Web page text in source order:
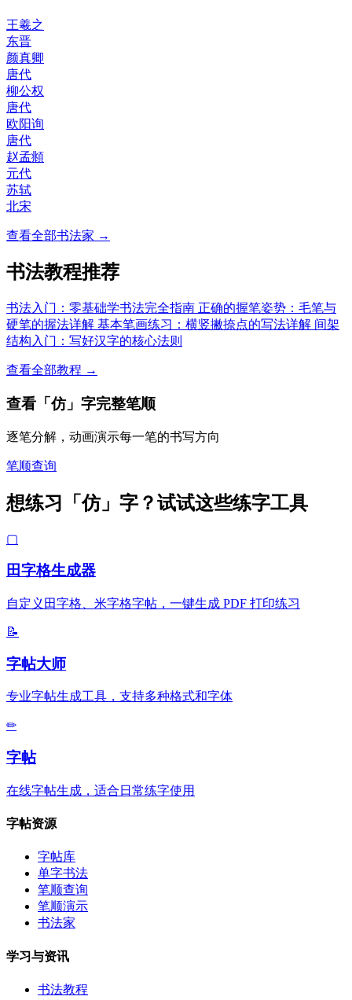
王羲之
东晋
颜真卿
唐代
柳公权
唐代
欧阳询
唐代
赵孟頫
元代
苏轼
北宋
查看全部书法家 →
书法教程推荐
书法入门：零基础学书法完全指南 正确的握笔姿势：毛笔与
硬笔的握法详解 基本笔画练习：横竖撇捺点的写法详解 间架
结构入门：写好汉字的核心法则
查看全部教程 →
查看「仿」字完整笔顺
逐笔分解，动画演示每一笔的书写方向
笔顺查询
想练习「仿」字？试试这些练字工具
▢
田字格生成器
自定义田字格、米字格字帖，一键生成 PDF 打印练习
📝
字帖大师
专业字帖生成工具，支持多种格式和字体
✏
字帖
在线字帖生成，适合日常练字使用
字帖资源
字帖库
单字书法
笔顺查询
笔顺演示
书法家
学习与资讯
书法教程